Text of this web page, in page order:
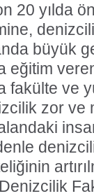
20 yılda
büyük
eğitim
fakülte ve
zor